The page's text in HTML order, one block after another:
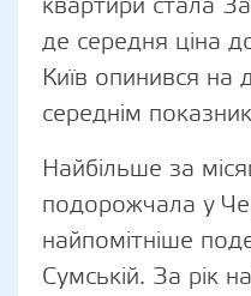
де середня ціна
Київ опинився на
середнім
Найбільше за
подорожчала у
найпомітніше
Сумській. За рік